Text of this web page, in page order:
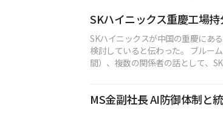
SKハイニックス重慶工場
SKハイニックスが中国の重慶にあ
検討していると伝わった。 ブルー
間）、複数の関係者の話として、
MS金副社長 AI防御体制と